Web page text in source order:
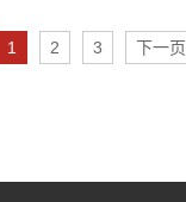
1 2 3 下一页